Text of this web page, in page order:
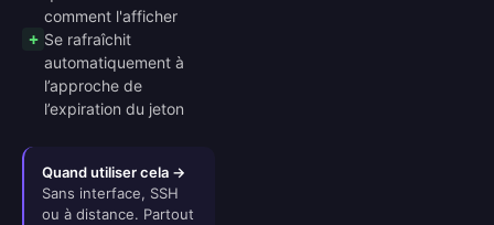
comment l'afficher
Se rafraîchit
automatiquement à
l’approche de
l’expiration du jeton
Quand utiliser cela →
Sans interface, SSH
ou à distance. Partout